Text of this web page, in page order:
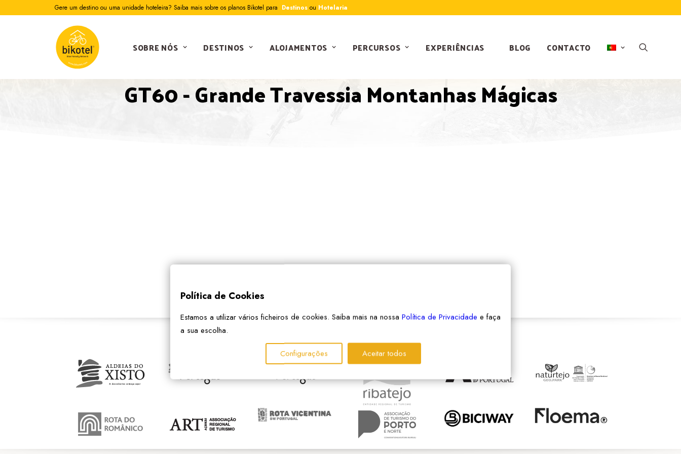
Gere um destino ou uma unidade hoteleira? Saiba mais sobre os planos Bikotel para Destinos ou Hotelaria
SOBRE NÓS DESTINOS ALOJAMENTOS PERCURSOS EXPERIÊNCIAS BLOG CONTACTO
GT60 - Grande Travessia Montanhas Mágicas
PARCEIROS
Política de Cookies
Estamos a utilizar vários ficheiros de cookies. Saiba mais na nossa Política de Privacidade e faça
a sua escolha.
Configurações Aceitar todos